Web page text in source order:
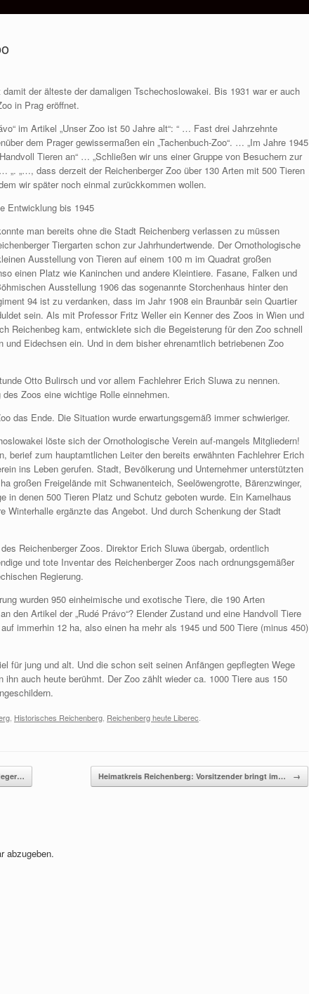
der älteste der damaligen Tschechoslowakei. Bis 1931 war er auch
in Prag eröffnet.
im Artikel „Unser Zoo ist 50 Jahre alt“: “ … Fast drei Jahrzehnte
dem Prager gewissermaßen ein „Tachenbuch-Zoo“. … „Im Jahre 1945
Tieren an“ … „Schließen wir uns einer Gruppe von Besuchern zur
„. „…, dass derzeit der Reichenberger Zoo über 130 Arten mit 500 Tieren
wir später noch einmal zurückkommen wollen.
Entwicklung bis 1945
man bereits ohne die Stadt Reichenberg verlassen zu müssen
Tiergarten schon zur Jahrhundertwende. Der Ornothologische
Ausstellung von Tieren auf einem 100 m im Quadrat großen
einen Platz wie Kaninchen und andere Kleintiere. Fasane, Falken und
Ausstellung 1906 das sogenannte Storchenhaus hinter den
94 ist zu verdanken, dass im Jahr 1908 ein Braunbär sein Quartier
sein. Als mit Professor Fritz Weller ein Kenner des Zoos in Wien und
Reichenbeg kam, entwicklete sich die Begeisterung für den Zoo schnell
Eidechsen ein. Und in dem bisher ehrenamtlich betriebenen Zoo
Otto Bulirsch und vor allem Fachlehrer Erich Sluwa zu nennen.
Zoos eine wichtige Rolle einnehmen.
das Ende. Die Situation wurde erwartungsgemäß immer schwieriger.
löste sich der Ornothologische Verein auf-mangels Mitgliedern!
berief zum hauptamtlichen Leiter den bereits erwähnten Fachlehrer Erich
ins Leben gerufen. Stadt, Bevölkerung und Unternehmer unterstützten
großen Freigelände mit Schwanenteich, Seelöwengrotte, Bärenzwinger,
in denen 500 Tieren Platz und Schutz geboten wurde. Ein Kamelhaus
Winterhalle ergänzte das Angebot. Und durch Schenkung der Stadt
Reichenberger Zoos. Direktor Erich Sluwa übergab, ordentlich
und tote Inventar des Reichenberger Zoos nach ordnungsgemäßer
Regierung.
wurden 950 einheimische und exotische Tiere, die 190 Arten
den Artikel der „Rudé Právo“? Elender Zustand und eine Handvoll Tiere
immerhin 12 ha, also einen ha mehr als 1945 und 500 Tiere (minus 450)
für jung und alt. Und die schon seit seinen Anfängen gepflegten Wege
auch heute berühmt. Der Zoo zählt wieder ca. 1000 Tiere aus 150
Historisches Reichenberg Reichenberg heute Liberec
Heimatkreis Reichenberg: Vorsitzender bringt im… →
abzugeben.